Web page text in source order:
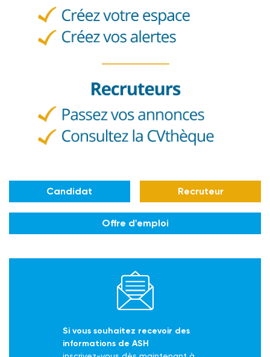
Candidat Recruteur
Offre d'emploi
Si vous souhaitez recevoir des
informations de ASH